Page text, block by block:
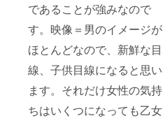
であることが強みなので
す。映像＝男のイメージが
ほとんどなので、新鮮な目
線、子供目線になると思い
ます。それだけ女性の気持
ちはいくつになっても乙女